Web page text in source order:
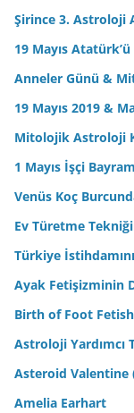
Şirince 3. Astroloji
19 Mayıs
Anneler Günü &
19 Mayıs 2019 &
Mitolojik Astroloji
1 Mayıs İşçi
Venüs Koç
Ev Türetme Tekniği
Türkiye
Ayak Fetişizminin
Birth of Foot
Astroloji Yardımcı
Asteroid Valentine
Amelia Earhart